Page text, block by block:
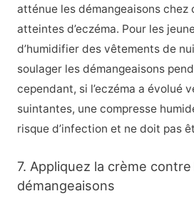
atténue les démangeaisons chez
atteintes d’eczéma. Pour les
d’humidifier des vêtements de
soulager les démangeaisons
cependant, si l’eczéma a évolué
suintantes, une compresse
risque d’infection et ne doit pas
7. Appliquez la crème contre
démangeaisons